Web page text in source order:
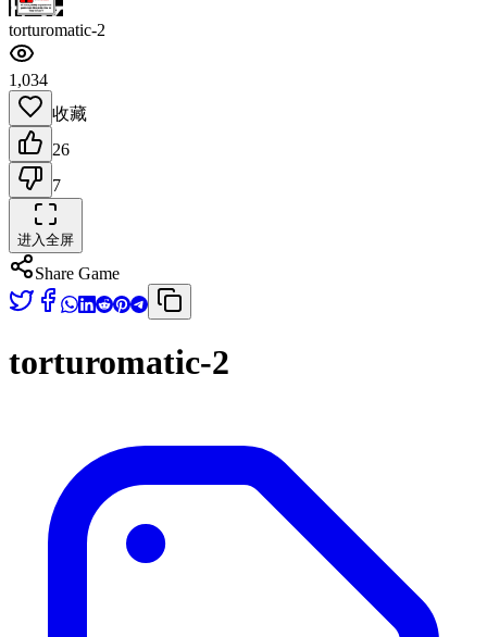
torturomatic-2
1,034
收藏
26
7
进入全屏
Share Game
torturomatic-2